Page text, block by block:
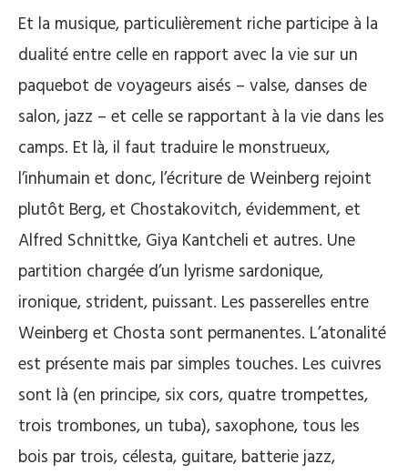
Et la musique, particulièrement riche participe à la
dualité entre celle en rapport avec la vie sur un
paquebot de voyageurs aisés – valse, danses de
salon, jazz – et celle se rapportant à la vie dans les
camps. Et là, il faut traduire le monstrueux,
l’inhumain et donc, l’écriture de Weinberg rejoint
plutôt Berg, et Chostakovitch, évidemment, et
Alfred Schnittke, Giya Kantcheli et autres. Une
partition chargée d’un lyrisme sardonique,
ironique, strident, puissant. Les passerelles entre
Weinberg et Chosta sont permanentes. L’atonalité
est présente mais par simples touches. Les cuivres
sont là (en principe, six cors, quatre trompettes,
trois trombones, un tuba), saxophone, tous les
bois par trois, célesta, guitare, batterie jazz,